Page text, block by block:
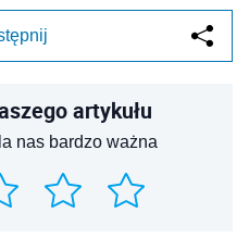
artykułu
nas bardzo ważna